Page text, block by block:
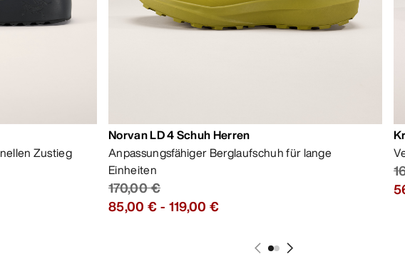
Zustieg
Norvan LD 4 Schuh Herren
Anpassungsfähiger Berglaufschuh für lange
Einheiten
170,00 €
85,00 €- 119,00 €